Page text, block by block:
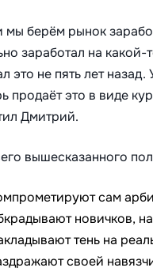
мы берём рынок
заработал на
это не пять лет
продаёт это в виде
Дмитрий.
вышесказанного
сам
новичков,
тень на
своей